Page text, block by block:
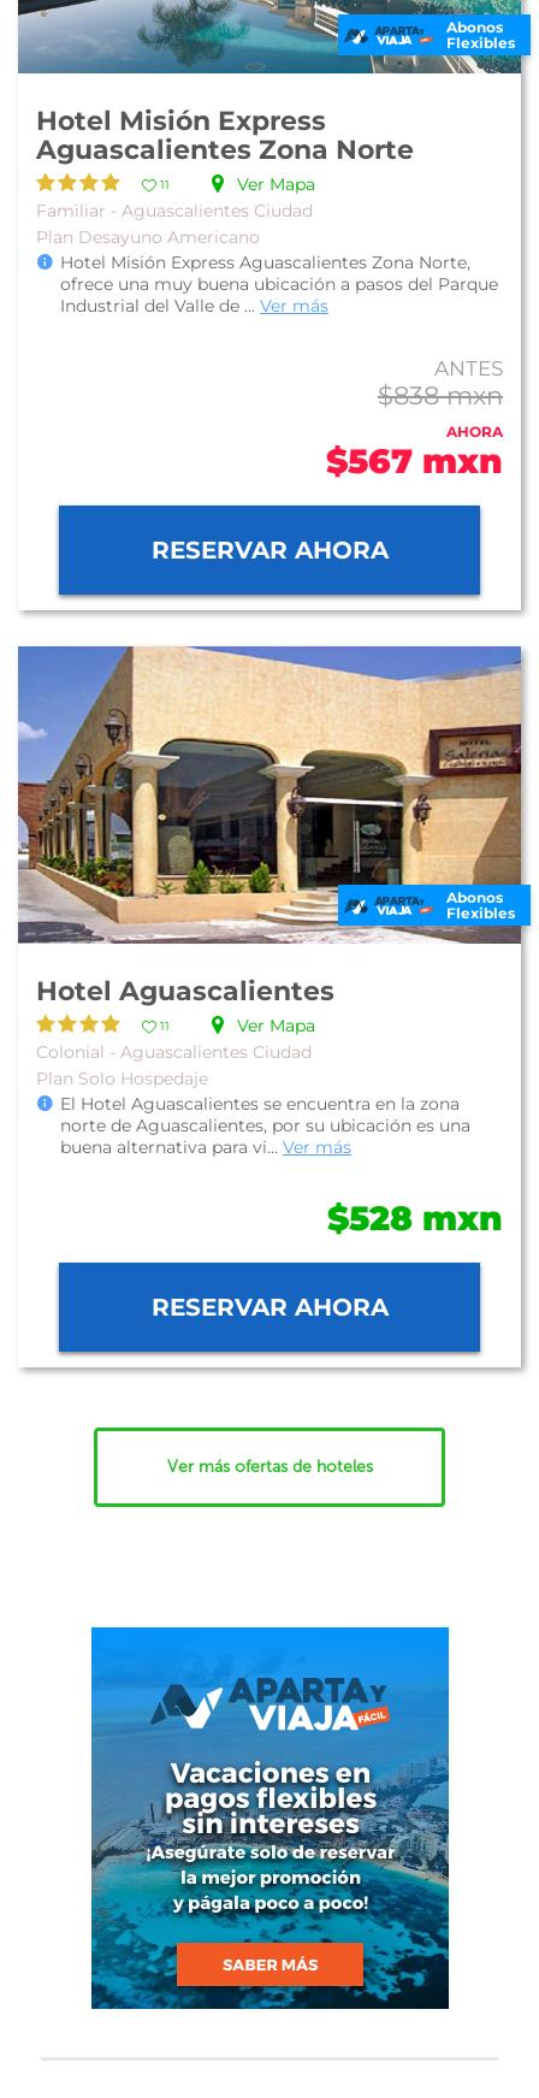
Abonos
Flexibles
Hotel Misión Express
Aguascalientes Zona Norte
11
Ver Mapa
Familiar - Aguascalientes Ciudad
Plan Desayuno Americano
Hotel Misión Express Aguascalientes Zona Norte,
ofrece una muy buena ubicación a pasos del Parque
Industrial del Valle de ... Ver más
ANTES
$838 mxn
AHORA
$567 mxn
RESERVAR AHORA
Abonos
Flexibles
Hotel Aguascalientes
11
Ver Mapa
Colonial - Aguascalientes Ciudad
Plan Solo Hospedaje
El Hotel Aguascalientes se encuentra en la zona
norte de Aguascalientes, por su ubicación es una
buena alternativa para vi... Ver más
$528 mxn
RESERVAR AHORA
Ver más ofertas de hoteles